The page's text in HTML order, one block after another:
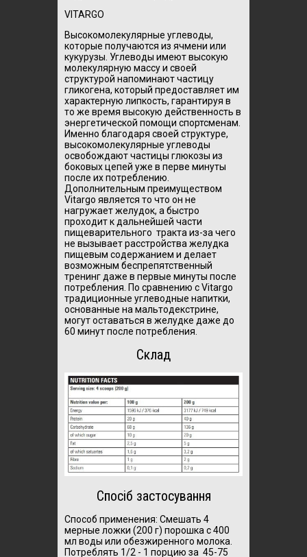
VITARGO
Высокомолекулярные углеводы,
которые получаются из ячмени или
кукурузы. Углеводы имеют высокую
молекулярную массу и своей
структурой напоминают частицу
гликогена, который предоставляет им
характерную липкость, гарантируя в
то же время высокую действенность в
энергетической помощи спортсменам.
Именно благодаря своей структуре,
высокомолекулярные углеводы
освобождают частицы глюкозы из
боковых цепей уже в перве минуты
после их потреблению.
Дополнительным преимуществом
Vitargo является то что он не
нагружает желудок, а быстро
проходит к дальнейшей части
пищеварительного тракта из-за чего
не вызывает расстройства желудка
пищевым содержанием и делает
возможным беспрепятственный
тренинг даже в первые минуты после
потребления. По сравнению с Vitargo
традиционные углеводные напитки,
основанные на мальтодекстрине,
могут оставаться в желудке даже до
60 минут после потребления.
Склад
Спосіб застосування
Способ применения: Смешать 4
мерные ложки (200 г) порошка с 400
мл воды или обезжиренного молока.
Потреблять 1/2 - 1 порцию за 45-75